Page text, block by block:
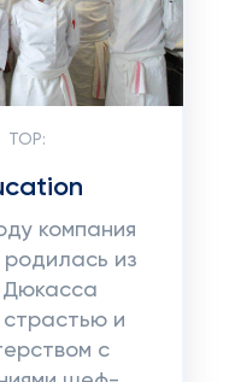
TOP:
компания
родилась из
и
с